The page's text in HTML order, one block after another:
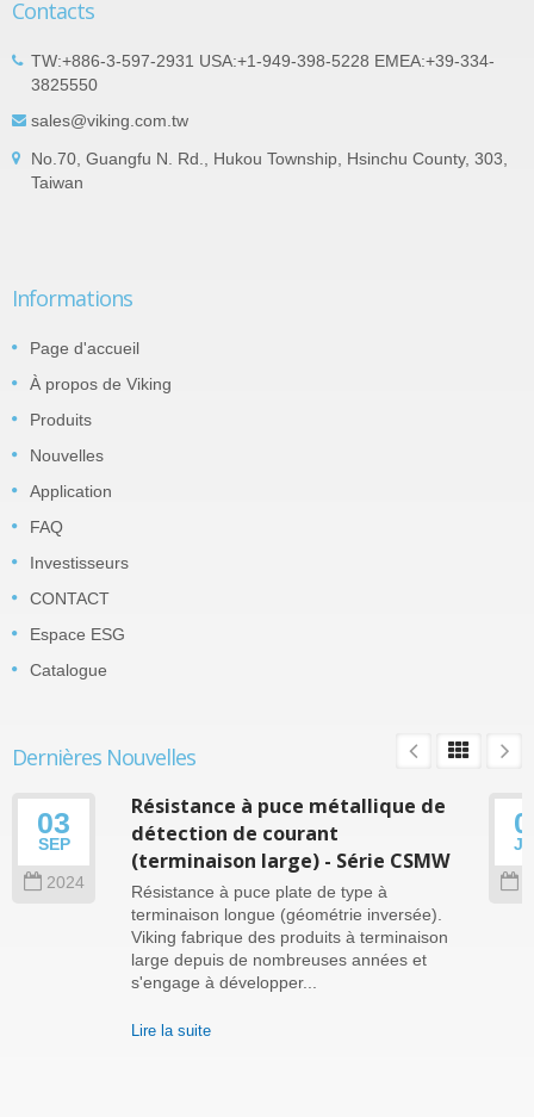
Contacts
TW:+886-3-597-2931 USA:+1-949-398-5228 EMEA:+39-334-
3825550
sales@viking.com.tw
No.70, Guangfu N. Rd., Hukou Township, Hsinchu County, 303,
Taiwan
Informations
Page d'accueil
À propos de Viking
Produits
Nouvelles
Application
FAQ
Investisseurs
CONTACT
Espace ESG
Catalogue
Dernières Nouvelles
03
SEP
2024
Résistance à puce métallique de
détection de courant
(terminaison large) - Série CSMW
Résistance à puce plate de type à
terminaison longue (géométrie inversée).
Viking fabrique des produits à terminaison
large depuis de nombreuses années et
s'engage à développer...
Lire la suite